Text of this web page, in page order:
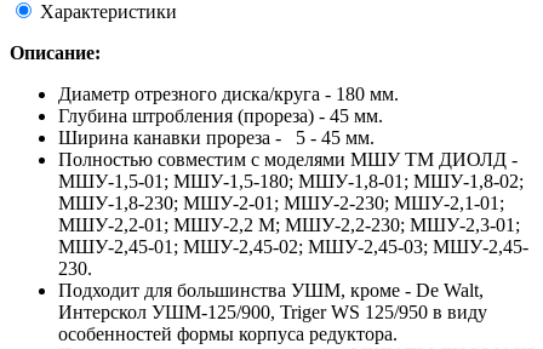
Характеристики
Описание:
Диаметр отрезного диска/круга - 180 мм.
Глубина штробления (прореза) - 45 мм.
Ширина канавки прореза - 5 - 45 мм.
Полностью совместим с моделями МШУ ТМ ДИОЛД -
МШУ-1,5-01; МШУ-1,5-180; МШУ-1,8-01; МШУ-1,8-02;
МШУ-1,8-230; МШУ-2-01; МШУ-2-230; МШУ-2,1-01;
МШУ-2,2-01; МШУ-2,2 М; МШУ-2,2-230; МШУ-2,3-01;
МШУ-2,45-01; МШУ-2,45-02; МШУ-2,45-03; МШУ-2,45-
230.
Подходит для большинства УШМ, кроме - De Walt,
Интерскол УШМ-125/900, Triger WS 125/950 в виду
особенностей формы корпуса редуктора.